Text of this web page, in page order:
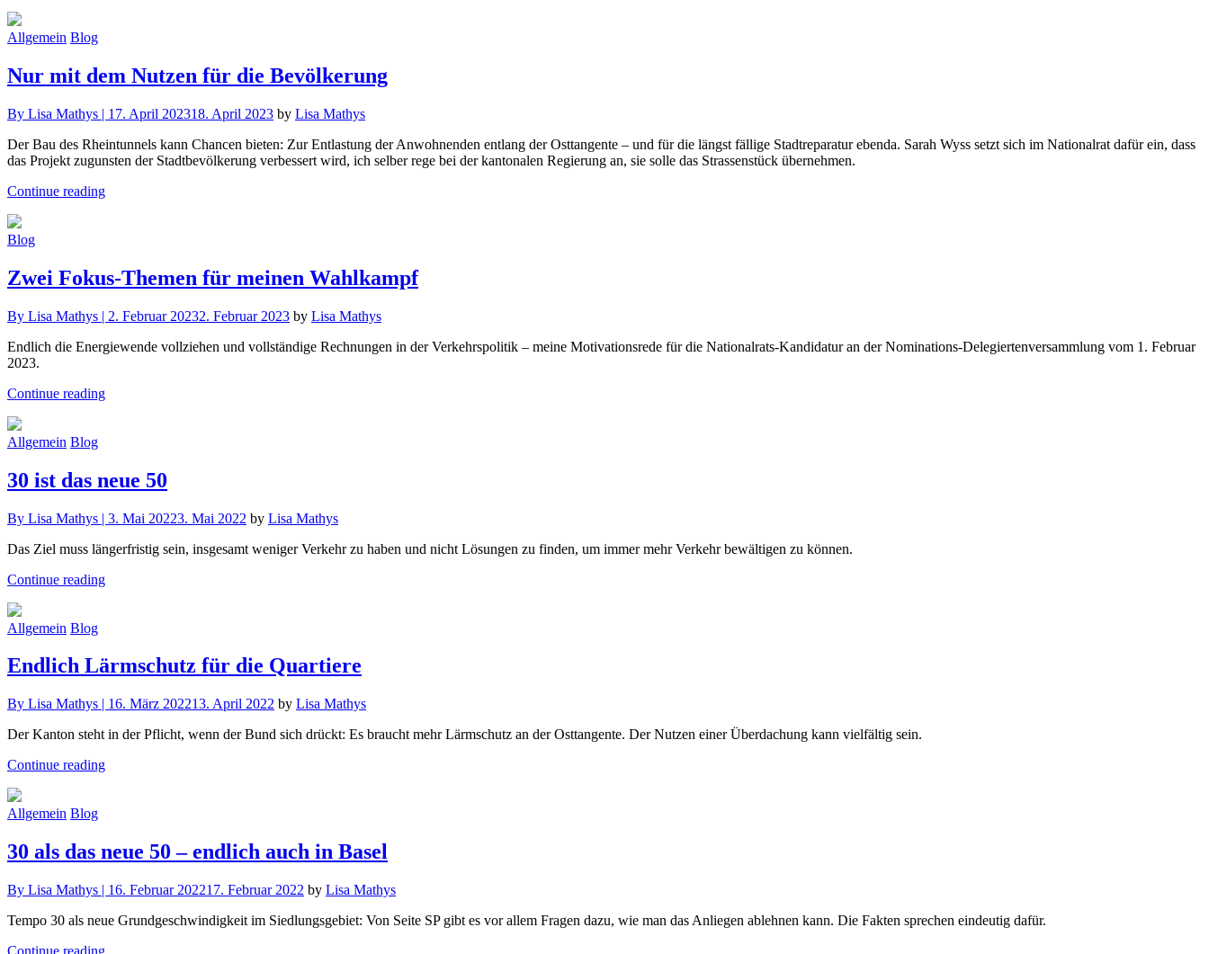
Allgemein Blog
Nur mit dem Nutzen für die Bevölkerung
By Lisa Mathys | 17. April 202318. April 2023 by Lisa Mathys
Der Bau des Rheintunnels kann Chancen bieten: Zur Entlastung der Anwohnenden entlang der Osttangente – und für die längst fällige Stadtreparatur ebenda. Sarah Wyss setzt sich im Nationalrat dafür ein, dass
das Projekt zugunsten der Stadtbevölkerung verbessert wird, ich selber rege bei der kantonalen Regierung an, sie solle das Strassenstück übernehmen.
Continue reading
Blog
Zwei Fokus-Themen für meinen Wahlkampf
By Lisa Mathys | 2. Februar 20232. Februar 2023 by Lisa Mathys
Endlich die Energiewende vollziehen und vollständige Rechnungen in der Verkehrspolitik – meine Motivationsrede für die Nationalrats-Kandidatur an der Nominations-Delegiertenversammlung vom 1. Februar
2023.
Continue reading
Allgemein Blog
30 ist das neue 50
By Lisa Mathys | 3. Mai 20223. Mai 2022 by Lisa Mathys
Das Ziel muss längerfristig sein, insgesamt weniger Verkehr zu haben und nicht Lösungen zu finden, um immer mehr Verkehr bewältigen zu können.
Continue reading
Allgemein Blog
Endlich Lärmschutz für die Quartiere
By Lisa Mathys | 16. März 202213. April 2022 by Lisa Mathys
Der Kanton steht in der Pflicht, wenn der Bund sich drückt: Es braucht mehr Lärmschutz an der Osttangente. Der Nutzen einer Überdachung kann vielfältig sein.
Continue reading
Allgemein Blog
30 als das neue 50 – endlich auch in Basel
By Lisa Mathys | 16. Februar 202217. Februar 2022 by Lisa Mathys
Tempo 30 als neue Grundgeschwindigkeit im Siedlungsgebiet: Von Seite SP gibt es vor allem Fragen dazu, wie man das Anliegen ablehnen kann. Die Fakten sprechen eindeutig dafür.